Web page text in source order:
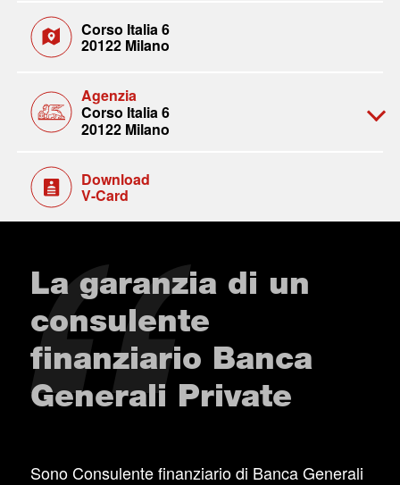
Corso Italia 6
20122 Milano
Agenzia
Corso Italia 6
20122 Milano
Download
V-Card
La garanzia di un
consulente
finanziario Banca
Generali Private
Sono Consulente finanziario di Banca Generali